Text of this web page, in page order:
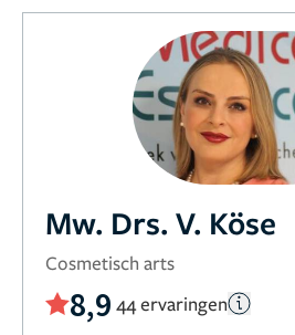
Mw. Drs. V. Köse
Cosmetisch arts
8,9 44 ervaringen